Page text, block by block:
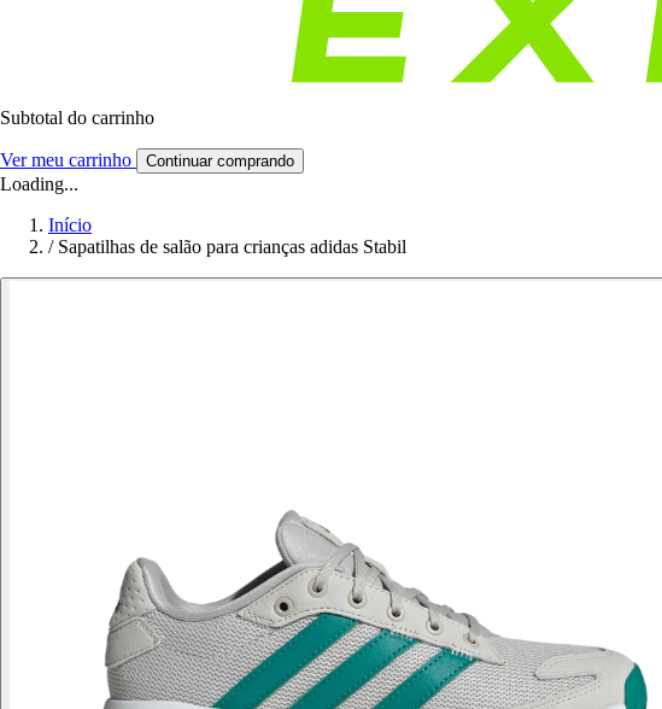
Subtotal do carrinho
Ver meu carrinho Continuar comprando
Loading...
Início
/ Sapatilhas de salão para crianças adidas Stabil